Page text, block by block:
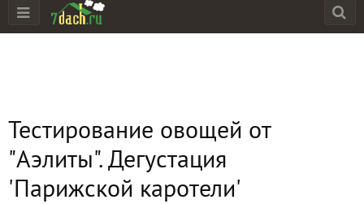
Тестирование овощей от
"Аэлиты". Дегустация
'Парижской каротели'